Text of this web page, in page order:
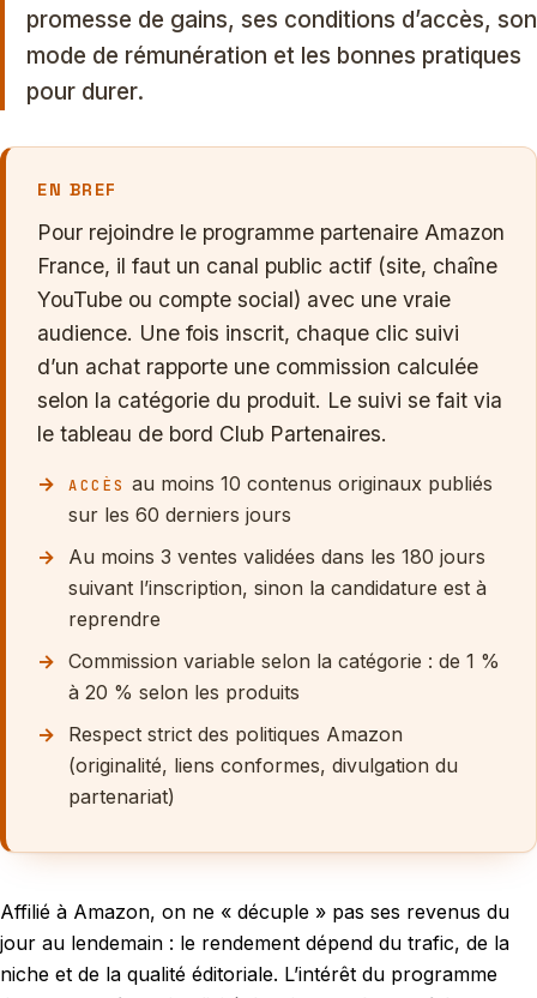
promesse de gains, ses conditions d’accès, son
mode de rémunération et les bonnes pratiques
pour durer.
EN BREF
Pour rejoindre le programme partenaire Amazon
France, il faut un canal public actif (site, chaîne
YouTube ou compte social) avec une vraie
audience. Une fois inscrit, chaque clic suivi
d’un achat rapporte une commission calculée
selon la catégorie du produit. Le suivi se fait via
le tableau de bord Club Partenaires.
ACCÈS au moins 10 contenus originaux publiés
sur les 60 derniers jours
Au moins 3 ventes validées dans les 180 jours
suivant l’inscription, sinon la candidature est à
reprendre
Commission variable selon la catégorie : de 1 %
à 20 % selon les produits
Respect strict des politiques Amazon
(originalité, liens conformes, divulgation du
partenariat)
Affilié à Amazon, on ne « décuple » pas ses revenus du
jour au lendemain : le rendement dépend du trafic, de la
niche et de la qualité éditoriale. L’intérêt du programme